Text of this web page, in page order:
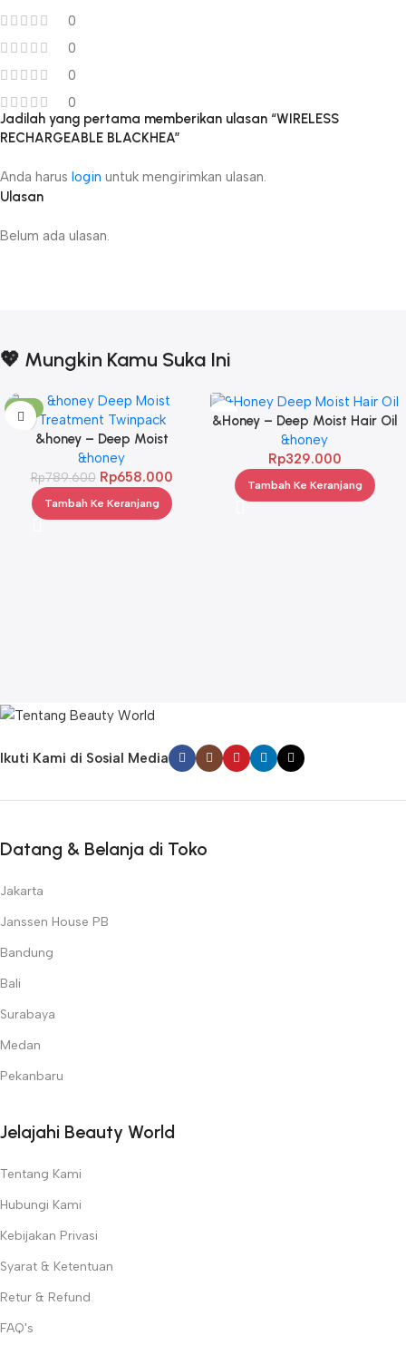
0
0
0
0
Ulasan
Belum ada ulasan.
Jadilah yang pertama memberikan ulasan “WIRELESS
RECHARGEABLE BLACKHEA”
Anda harus login untuk mengirimkan ulasan.
💖 Mungkin Kamu Suka Ini
-17%
&honey – Deep Moist
Treatment 445 g Twinpack
&honey
Rp789.600 Rp658.000
Tambah Ke Keranjang
&Honey – Deep Moist Hair Oil
3.0 100ml
&honey
Rp329.000
Tambah Ke Keranjang
Ikuti Kami di Sosial Media
Datang & Belanja di Toko
Jakarta
Janssen House PB
Bandung
Bali
Surabaya
Medan
Pekanbaru
Jelajahi Beauty World
Tentang Kami
Hubungi Kami
Kebijakan Privasi
Syarat & Ketentuan
Retur & Refund
FAQ's